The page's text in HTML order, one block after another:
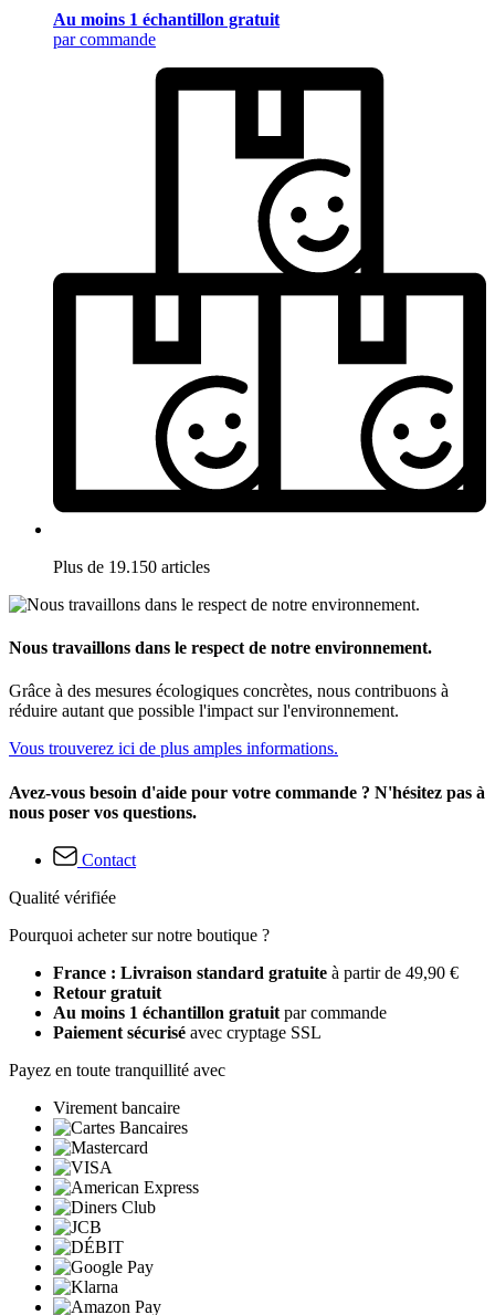
Au moins 1 échantillon gratuit
par commande
Plus de 19.150 articles
Nous travaillons dans le respect de notre environnement.
Grâce à des mesures écologiques concrètes, nous contribuons à
réduire autant que possible l'impact sur l'environnement.
Vous trouverez ici de plus amples informations.
Avez-vous besoin d'aide pour votre commande ? N'hésitez pas à
nous poser vos questions.
Contact
Qualité vérifiée
Pourquoi acheter sur notre boutique ?
France : Livraison standard gratuite à partir de 49,90 €
Retour gratuit
Au moins 1 échantillon gratuit par commande
Paiement sécurisé avec cryptage SSL
Payez en toute tranquillité avec
Virement bancaire